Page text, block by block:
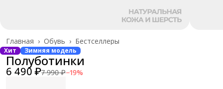
Бестселлеры
Обувь ›
Главная ›
Хит Зимняя модель
Полуботинки
6 490 ₽7 990 ₽−19%